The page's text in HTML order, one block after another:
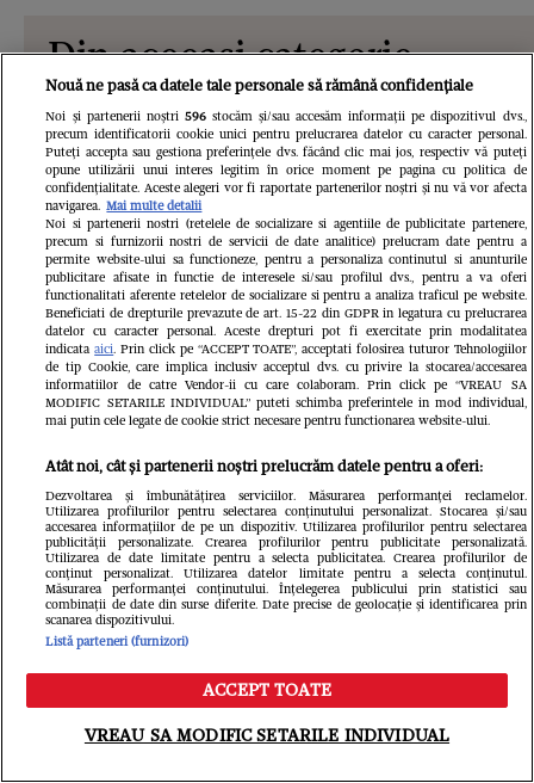
Din aceeași categorie
VEDETE SI EVENIMENTE
Ioana Ginghină, adevărul despre
negat că i-a făcut avansuri. Ce spune
soțul ei despre controversele
recente: „Nici nu a văzut!”
VEDETE
Oana Lis
Mesaj
„Dacă mă
afectează
Meniu Caută
Nouă ne pasă ca datele tale personale să rămână confidențiale
Noi și partenerii noștri 596stocăm și/sau accesăm informații pe dispozitivul dvs.,
precum identificatorii cookie unici pentru prelucrarea datelor cu caracter personal.
Puteți accepta sau gestiona preferințele dvs. făcând clic mai jos, respectiv vă puteți
opune utilizării unui interes legitim în orice moment pe pagina cu politica de
confidențialitate. Aceste alegeri vor fi raportate partenerilor noștri și nu vă vor afecta
navigarea. Mai multe detalii
Noi si partenerii nostri (retelele de socializare si agentiile de publicitate partenere,
precum si furnizorii nostri de servicii de date analitice) prelucram date pentru a
permite website-ului sa functioneze, pentru a personaliza continutul si anunturile
publicitare afisate in functie de interesele si/sau profilul dvs., pentru a va oferi
functionalitati aferente retelelor de socializare si pentru a analiza traficul pe website.
Beneficiati de drepturile prevazute de art. 15-22 din GDPR in legatura cu prelucrarea
datelor cu caracter personal. Aceste drepturi pot fi exercitate prin modalitatea
indicataaici. Prin click pe “ACCEPT TOATE”, acceptati folosirea tuturor Tehnologiilor
de tip Cookie, care implica inclusiv acceptul dvs. cu privire la stocarea/accesarea
informatiilor de catre Vendor-ii cu care colaboram. Prin click pe “VREAU SA
MODIFIC SETARILE INDIVIDUAL” puteti schimba preferintele in mod individual,
mai putin cele legate de cookie strict necesare pentru functionarea website-ului.
Atât noi, cât și partenerii noștri prelucrăm datele pentru a oferi:
Dezvoltarea și îmbunătățirea serviciilor. Măsurarea performanței reclamelor.
Utilizarea profilurilor pentru selectarea conținutului personalizat. Stocarea și/sau
accesarea informațiilor de pe un dispozitiv. Utilizarea profilurilor pentru selectarea
publicității personalizate. Crearea profilurilor pentru publicitate personalizată.
Utilizarea de date limitate pentru a selecta publicitatea. Crearea profilurilor de
conținut personalizat. Utilizarea datelor limitate pentru a selecta conținutul.
Măsurarea performanței conținutului. Înțelegerea publicului prin statistici sau
combinații de date din surse diferite. Date precise de geolocație și identificarea prin
scanarea dispozitivului.
Listă parteneri (furnizori)
ACCEPT TOATE
VREAU SA MODIFIC SETARILE INDIVIDUAL